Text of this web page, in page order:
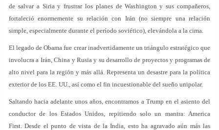
de salvar a Siria y frustrar los planes de Washington y sus compañeros,
fortaleció enormemente su relación con Irán (no siempre una relación
simple, especialmente durante el período soviético), elevándola a la cima.
El legado de Obama fue crear inadvertidamente un triángulo estratégico que
involucra a Irán, China y Rusia y su desarrollo de proyectos y programas de
alto nivel para la región y más allá. Representa un desastre para la política
exterior de los EE. UU., así como el fin incuestionable del sueño unipolar.
Saltando hacia adelante unos años, encontramos a Trump en el asiento del
conductor de los Estados Unidos, repitiendo solo un mantra: America
First. Desde el punto de vista de la India, esto ha agravado aún más las